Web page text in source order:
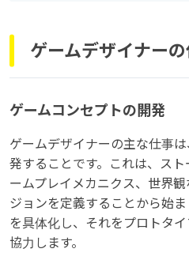
ゲームデザイナー
ゲームコンセプトの開発
ゲームデザイナーの主な仕事
発することです。これは、ス
ームプレイメカニクス、世界
ジョンを定義することから始
を具体化し、それをプロトタ
協力します。